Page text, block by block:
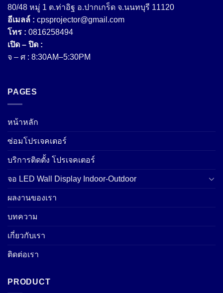
80/48 หมู่ 1 ต.ท่าอิฐ อ.ปากเกร็ด จ.นนทบุรี 11120
อีเมลล์ : cpsprojector@gmail.com
โทร : 0816258494
เปิด – ปิด :
จ – ศ : 8:30AM–5:30PM
PAGES
หน้าหลัก
ซ่อมโปรเจคเตอร์
บริการติดตั้ง โปรเจคเตอร์
จอ LED Wall Display Indoor-Outdoor
ผลงานของเรา
บทความ
เกี่ยวกับเรา
ติดต่อเรา
PRODUCT